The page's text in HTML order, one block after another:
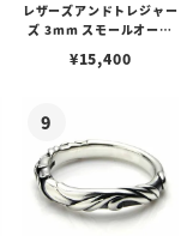
レザーズアンドトレジャー
ズ 3mm スモールオーバ
ブスタークラスプ＆LTロ
¥15,400